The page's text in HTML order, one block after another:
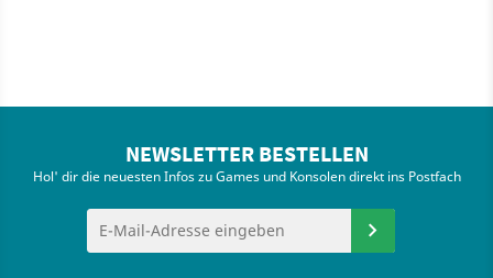
NEWSLETTER BESTELLEN
Hol' dir die neuesten Infos zu Games und Konsolen direkt ins Postfach